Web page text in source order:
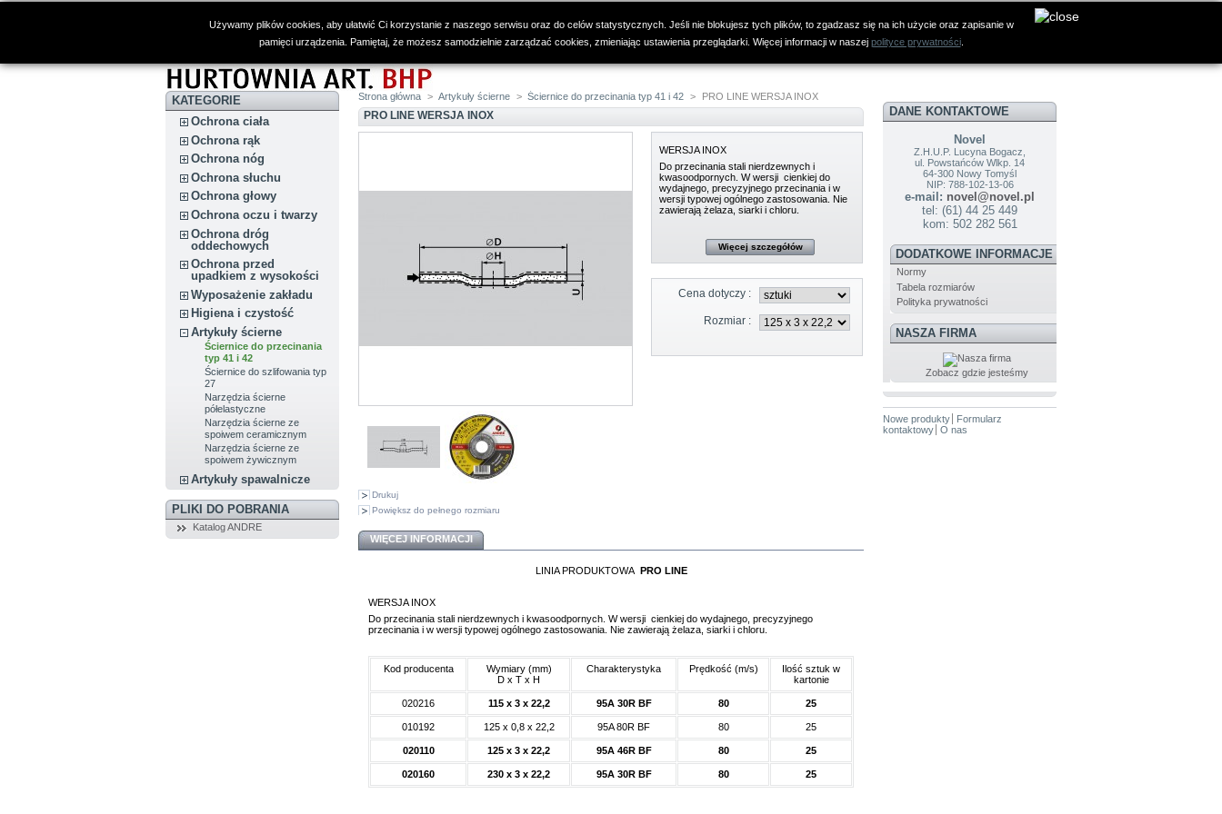
Używamy plików cookies, aby ułatwić Ci korzystanie z naszego serwisu oraz do celów statystycznych. Jeśli nie blokujesz tych plików, to zgadzasz się na ich użycie oraz zapisanie w
pamięci urządzenia. Pamiętaj, że możesz samodzielnie zarządzać cookies, zmieniając ustawienia przeglądarki. Więcej informacji w naszej polityce prywatności.
KATEGORIE
Ochrona ciała
Ochrona rąk
Ochrona nóg
Ochrona słuchu
Ochrona głowy
Ochrona oczu i twarzy
Ochrona dróg
oddechowych
Ochrona przed
upadkiem z wysokości
Wyposażenie zakładu
Higiena i czystość
Artykuły ścierne
Ściernice do przecinania
typ 41 i 42
Ściernice do szlifowania typ
27
Narzędzia ścierne
półelastyczne
Narzędzia ścierne ze
spoiwem ceramicznym
Narzędzia ścierne ze
spoiwem żywicznym
Artykuły spawalnicze
PLIKI DO POBRANIA
Katalog ANDRE
Strona główna > Artykuły ścierne > Ściernice do przecinania typ 41 i 42 > PRO LINE WERSJA INOX
PRO LINE WERSJA INOX
Drukuj
Powiększ do pełnego rozmiaru
WERSJA INOX
Do przecinania stali nierdzewnych i
kwasoodpornych. W wersji cienkiej do
wydajnego, precyzyjnego przecinania i w
wersji typowej ogólnego zastosowania. Nie
zawierają żelaza, siarki i chloru.
Więcej szczegółów
Cena dotyczy :
Rozmiar :
WIĘCEJ INFORMACJI
LINIA PRODUKTOWA PRO LINE
WERSJA INOX
Do przecinania stali nierdzewnych i kwasoodpornych. W wersji cienkiej do wydajnego, precyzyjnego
przecinania i w wersji typowej ogólnego zastosowania. Nie zawierają żelaza, siarki i chloru.
Kod producenta
Wymiary (mm)
D x T x H
Charakterystyka Prędkość (m/s)
Ilość sztuk w
kartonie
020216 115 x 3 x 22,2 95A 30R BF 80 25
010192 125 x 0,8 x 22,2 95A 80R BF 80 25
020110 125 x 3 x 22,2 95A 46R BF 80 25
020160 230 x 3 x 22,2 95A 30R BF 80 25
DANE KONTAKTOWE
Novel
Z.H.U.P. Lucyna Bogacz,
ul. Powstańców Wlkp. 14
64-300 Nowy Tomyśl
NIP: 788-102-13-06
e-mail: novel@novel.pl
tel: (61) 44 25 449
kom: 502 282 561
DODATKOWE INFORMACJE
Normy
Tabela rozmiarów
Polityka prywatności
NASZA FIRMA
Zobacz gdzie jesteśmy
Nowe produkty
Formularz
kontaktowy O nas